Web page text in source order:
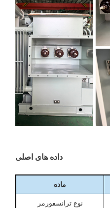
داده های اصلی
ماده
نوع ترانسفورمر